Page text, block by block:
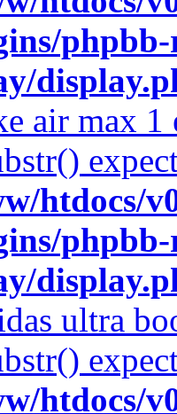
phpbb-
air max 1
htdocs/
phpbb-
ultra
htdocs/